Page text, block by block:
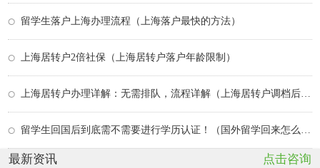
留学生落户上海办理流程（上海落户最快的方法）
上海居转户2倍社保（上海居转户落户年龄限制）
最新资讯 点击咨询